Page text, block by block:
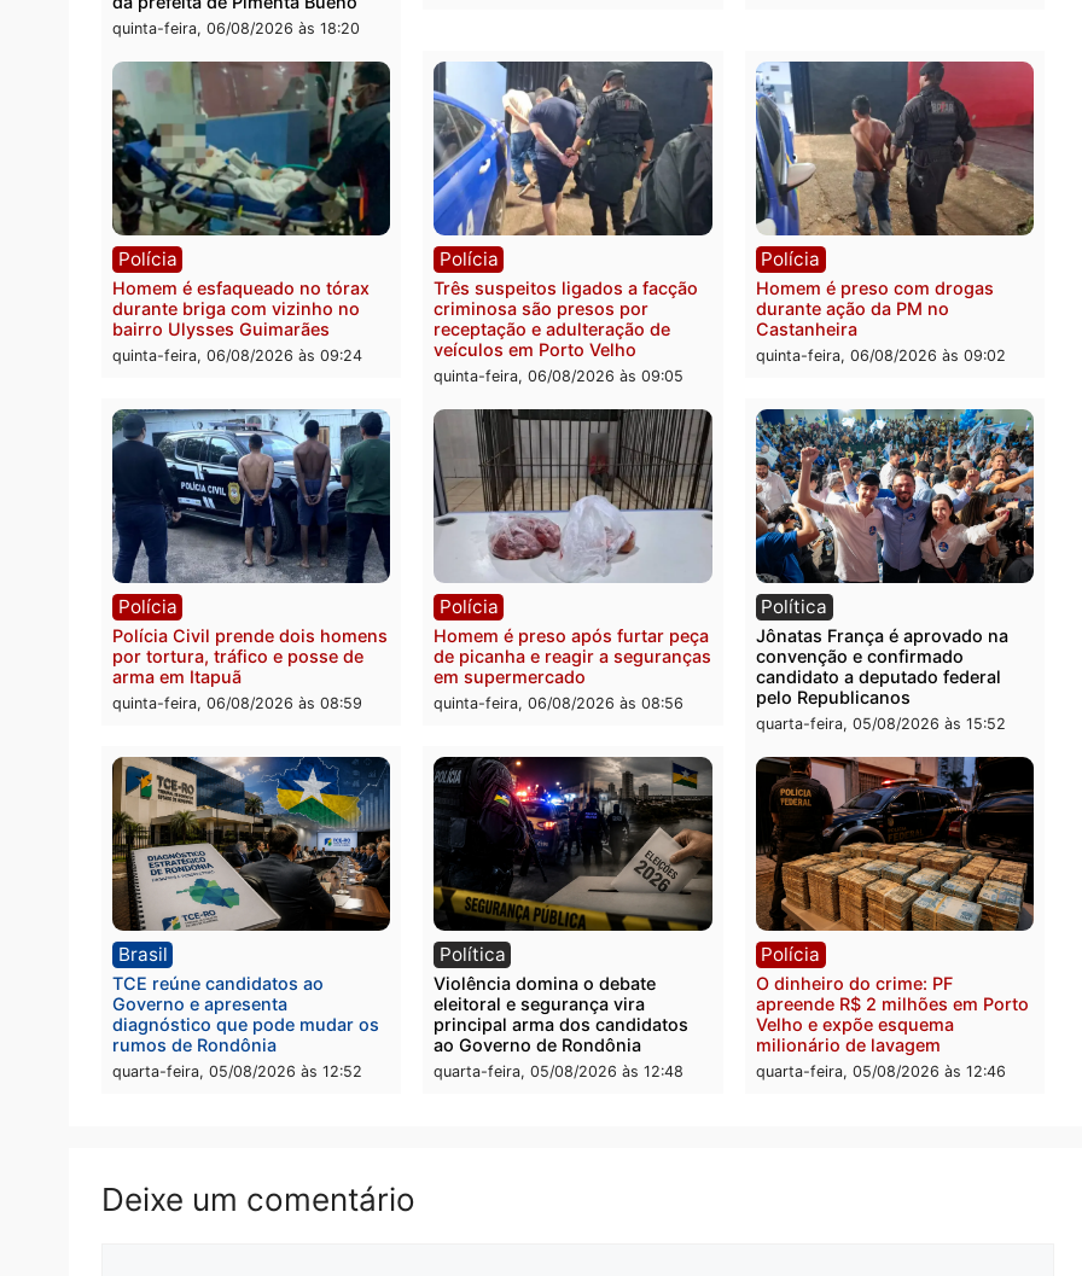
Política
Ministro Dias Tofolli , do TSE,
determina reabertura e
processamento da ação que
pode levar à perda do mandato
da prefeita de Pimenta Bueno
quinta-feira, 06/08/2026 às 18:20
Polícia
Policiais militares recuperam
moto furtada e prendem trio na
zona Leste
quinta-feira, 06/08/2026 às 09:28
Polícia
investigado pela polícia
quinta-feira, 06/08/2026 às
Polícia
Homem é esfaqueado no tórax
durante briga com vizinho no
bairro Ulysses Guimarães
Polícia
Três suspeitos ligados a facção
criminosa são presos por
receptação e adulteração de
quinta-feira, 06/08/2026 às 09:05
Polícia
Homem é preso com
durante ação da PM no
Castanheira
quinta-feira, 06/08/2026 às
Polícia
Polícia Civil prende dois homens
por tortura, tráfico e posse de
Polícia
Homem é preso após furtar peça
de picanha e reagir a seguranças
Política
Jônatas França é
convenção e confirmado